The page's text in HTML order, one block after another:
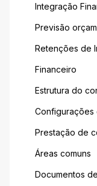
Integração
Previsão
Retenções de
Financeiro
Estrutura do
Configurações
Prestação de
Áreas comuns
Documentos